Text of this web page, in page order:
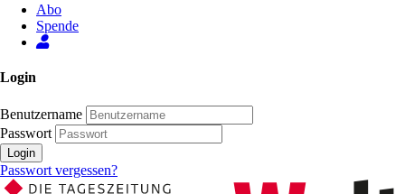
Abo
Spende
Login
Benutzername
Passwort
Login
Passwort vergessen?